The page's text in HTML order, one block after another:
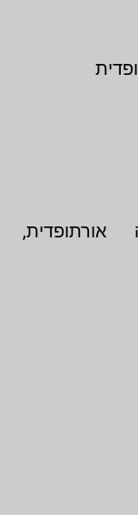
אורתופדית,